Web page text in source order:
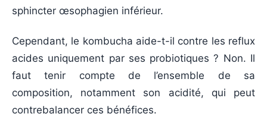
sphincter œsophagien inférieur.
Cependant, le kombucha aide-t-il contre les reflux
acides uniquement par ses probiotiques ? Non. Il
faut tenir compte de l’ensemble de sa
composition, notamment son acidité, qui peut
contrebalancer ces bénéfices.